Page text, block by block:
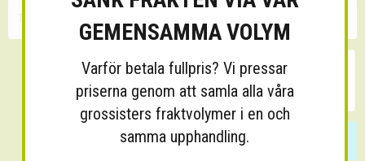
GEMENSAMMA VOLYM
Varför betala fullpris? Vi pressar
priserna genom att samla alla våra
grossisters fraktvolymer i en och
samma upphandling.